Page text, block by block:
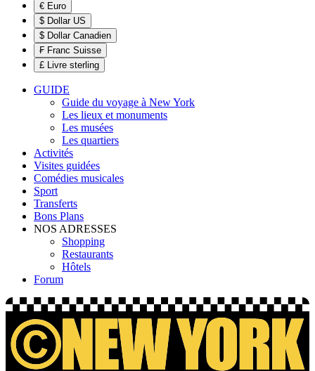
€ Euro
$ Dollar US
$ Dollar Canadien
₣ Franc Suisse
£ Livre sterling
GUIDE
Guide du voyage à New York
Les lieux et monuments
Les musées
Les quartiers
Activités
Visites guidées
Comédies musicales
Sport
Transferts
Bons Plans
NOS ADRESSES
Shopping
Restaurants
Hôtels
Forum